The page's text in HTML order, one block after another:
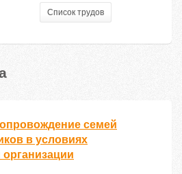
Список трудов
семей
в условиях